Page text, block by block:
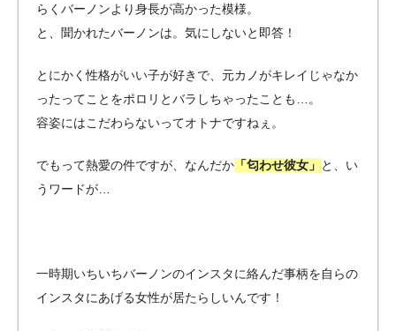
らくバーノンより身長が高かった模様。
と、聞かれたバーノンは。気にしないと即答！
とにかく性格がいい子が好きで、元カノがキレイじゃなか
ったってことをポロリとバラしちゃったことも…。
容姿にはこだわらないってオトナですねぇ。
でもって熱愛の件ですが、なんだか 「匂わせ彼女」 と、い
うワードが…
一時期いちいちバーノンのインスタに絡んだ事柄を自らの
インスタにあげる女性が居たらしいんです！